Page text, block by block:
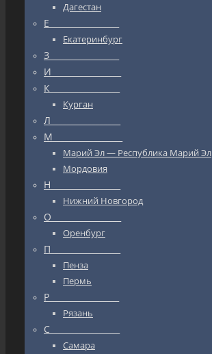
Дагестан
Е_________________
Екатеринбург
З_________________
И_________________
К_________________
Курган
Л_________________
М_________________
Марий Эл — Республика Марий Эл
Мордовия
Н_________________
Нижний Новгород
О_________________
Оренбург
П_________________
Пенза
Пермь
Р_________________
Рязань
С_________________
Самара